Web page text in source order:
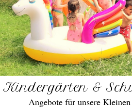
Kindergärten &
Angebote für unsere Kleinen